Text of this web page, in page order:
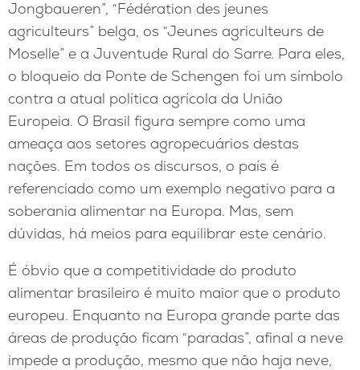
Jongbaueren”, “Fédération des jeunes
agriculteurs” belga, os “Jeunes agriculteurs de
Moselle” e a Juventude Rural do Sarre. Para eles,
o bloqueio da Ponte de Schengen foi um símbolo
contra a atual política agrícola da União
Europeia. O Brasil figura sempre como uma
ameaça aos setores agropecuários destas
nações. Em todos os discursos, o país é
referenciado como um exemplo negativo para a
soberania alimentar na Europa. Mas, sem
dúvidas, há meios para equilibrar este cenário.
É óbvio que a competitividade do produto
alimentar brasileiro é muito maior que o produto
europeu. Enquanto na Europa grande parte das
áreas de produção ficam “paradas”, afinal a neve
impede a produção, mesmo que não haja neve,